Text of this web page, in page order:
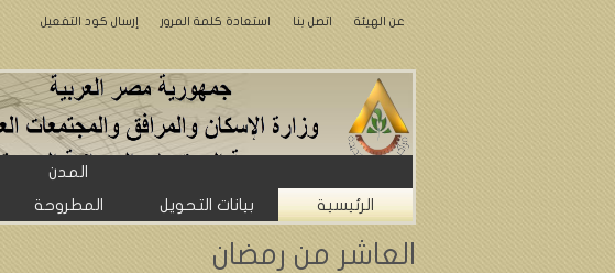
عن الهيئة اتصل بنا استعادة كلمة المرور إرسال كود التفعيل
الرئيسية بيانات التحويل
المدن
المطروحة
العاشر من رمضان